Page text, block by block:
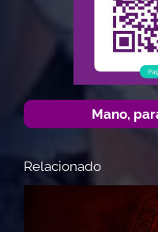
Mano,
Relacionado